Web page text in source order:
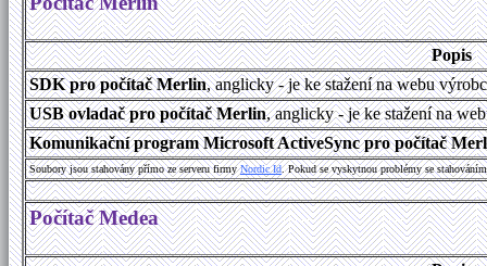
Popis
SDK pro počítač Merlin, anglicky - je ke stažení na webu
USB ovladač pro počítač Merlin, anglicky - je ke stažení na
Komunikační program Microsoft ActiveSync pro počítač
Soubory jsou stahovány přímo ze serveru firmyNordic Id. Pokud se vyskytnou problémy se
Počítač Medea